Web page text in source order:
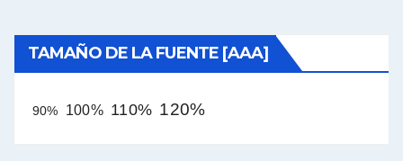
TAMAÑO DE LA FUENTE [AAA]
90% 100% 110% 120%